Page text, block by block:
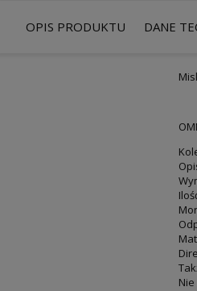
OPIS PRODUKTU DANE